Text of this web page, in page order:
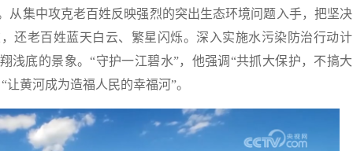
从集中攻克老百姓反映强烈的突出生态环境问题入手，把坚决
还老百姓蓝天白云、繁星闪烁。深入实施水污染防治行动计
浅底的景象。“守护一江碧水”，他强调“共抓大保护，不搞大
黄河成为造福人民的幸福河”。